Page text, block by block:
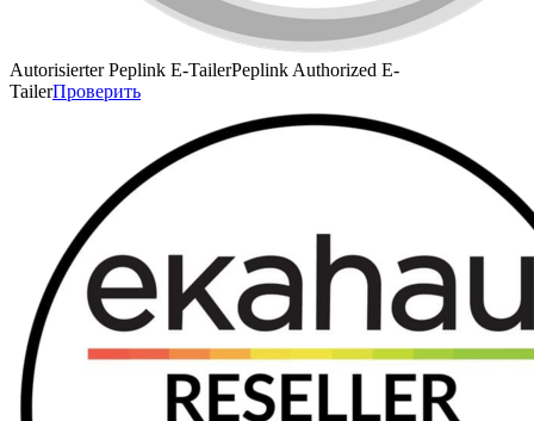
Autorisierter Peplink E-TailerPeplink Authorized E-
TailerПроверить